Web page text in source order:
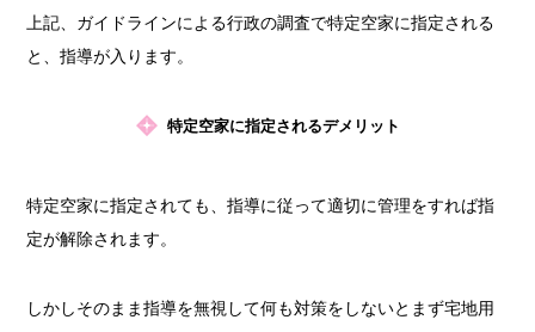
上記、ガイドラインによる行政の調査で特定空家に指定される
と、指導が入ります。
特定空家に指定されるデメリット
特定空家に指定されても、指導に従って適切に管理をすれば指
定が解除されます。
しかしそのまま指導を無視して何も対策をしないとまず宅地用